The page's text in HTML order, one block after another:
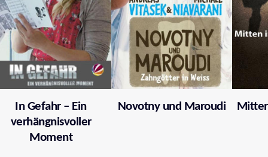
In Gefahr – Ein
verhängnisvoller
Moment
Novotny und Maroudi